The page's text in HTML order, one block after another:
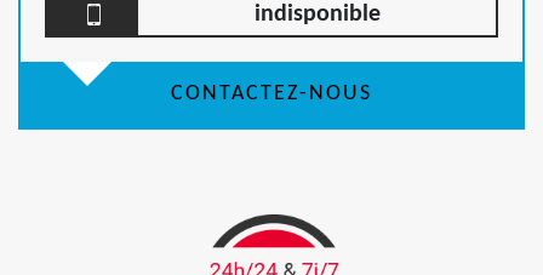
indisponible
CONTACTEZ-NOUS